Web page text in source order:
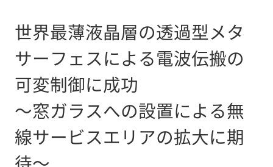
世界最薄液晶層の透過型メタ
サーフェスによる電波伝搬の
可変制御に成功
～窓ガラスへの設置による無
線サービスエリアの拡大に期